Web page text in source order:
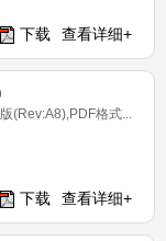
查看详细+
下载
(Rev:A8),PDF格式...
查看详细+
下载